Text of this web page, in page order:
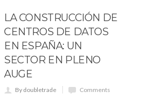
LA CONSTRUCCIÓN DE
CENTROS DE DATOS
EN ESPAÑA: UN
SECTOR EN PLENO
AUGE
By doubletrade
Comments